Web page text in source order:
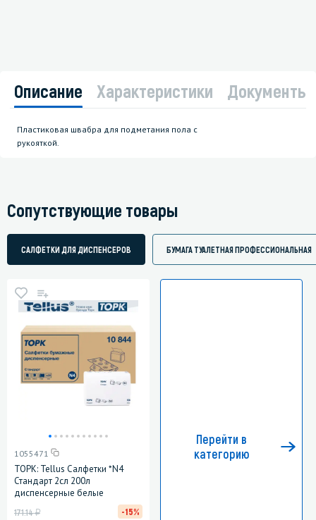
Описание Характеристики Документы
Пластиковая швабра для подметания пола с
рукояткой.
Сопутствующие товары
САЛФЕТКИ ДЛЯ ДИСПЕНСЕРОВ БУМАГА ТУАЛЕТНАЯ ПРОФЕССИОНАЛЬНАЯ
1055471
ТОРК: Tellus Салфетки *N4
Стандарт 2сл 200л
диспенсерные белые
171.14у -15%
Перейти в
категорию